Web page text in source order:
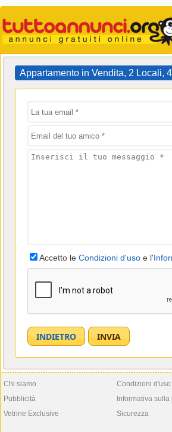
Appartamento in Vendita, 2 Locali,
Accetto le Condizioni d'uso e l'
Chi siamo
Pubblicità
Vetrine Exclusive
Condizioni d'uso
Informativa
Sicurezza